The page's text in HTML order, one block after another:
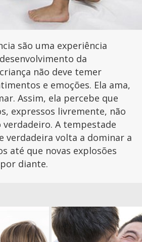
são uma experiência
da
não deve temer
e emoções. Ela ama,
Assim, ela percebe que
expressos livremente, não
A tempestade
verdadeira volta a dominar a
até que novas explosões
diante.